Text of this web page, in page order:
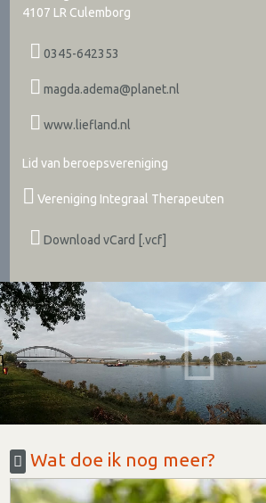
4107 LR Culemborg
0345-642353
magda.adema@planet.nl
www.liefland.nl
Lid van beroepsvereniging
Vereniging Integraal Therapeuten
Download vCard [.vcf]
Wat doe ik nog meer?